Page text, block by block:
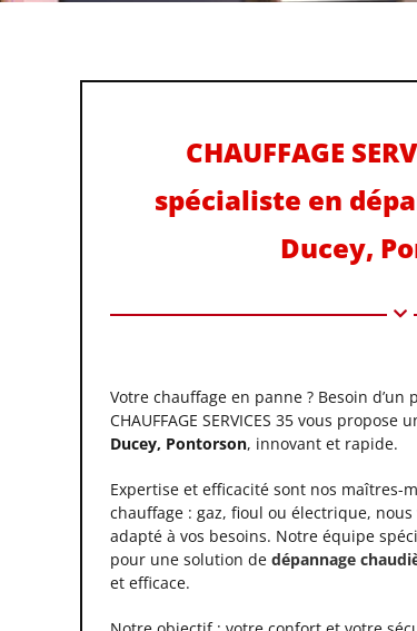
CHAUFFAGE
spécialiste en
Ducey,
Votre chauffage en panne ? Besoin
CHAUFFAGE SERVICES 35 vous propose
Ducey, Pontorson, innovant et rapide.
Expertise et efficacité sont nos maîtres-
chauffage : gaz, fioul ou électrique,
adapté à vos besoins. Notre équipe
pour une solution de dépannage
et efficace.